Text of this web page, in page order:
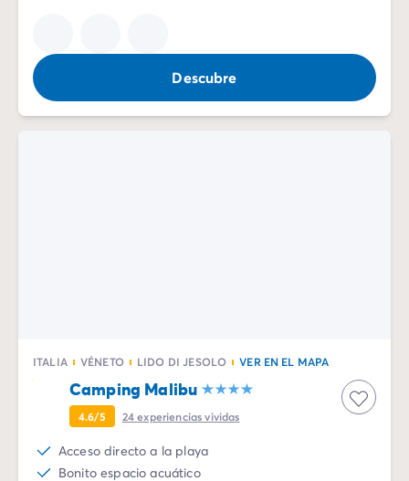
Descubre
ITALIA VÉNETO LIDO DI JESOLO VER EN EL MAPA
Camping Malibu
4.6/5 24experiencias vividas
Acceso directo a la playa
Bonito espacio acuático